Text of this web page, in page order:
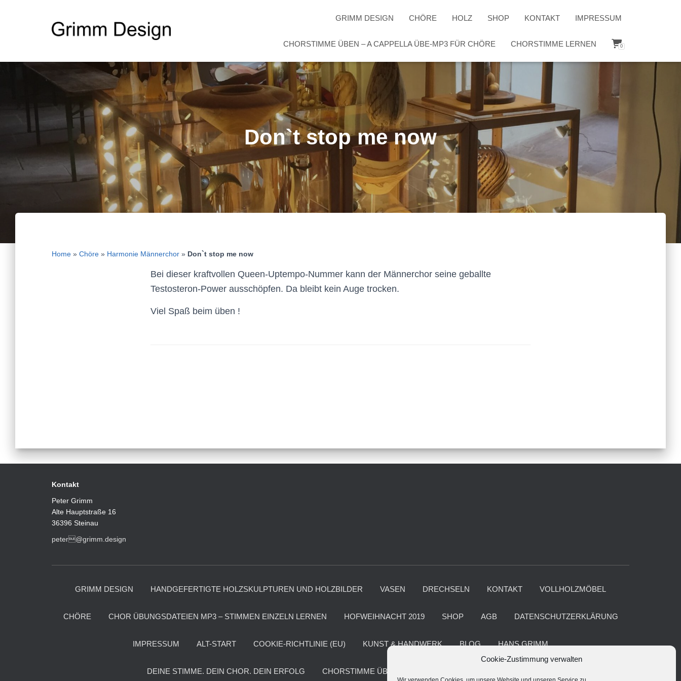
Cookie-Zustimmung verwalten
GRIMM DESIGN CHÖRE HOLZ SHOP KONTAKT IMPRESSUM
CHORSTIMME ÜBEN – A CAPPELLA ÜBE-MP3 FÜR CHÖRE CHORSTIMME LERNEN 0
Don`t stop me now
Home » Chöre » Harmonie Männerchor » Don`t stop me now
Bei dieser kraftvollen Queen-Uptempo-Nummer kann der Männerchor seine geballte
Testosteron-Power ausschöpfen. Da bleibt kein Auge trocken.
Viel Spaß beim üben !
Kontakt
Peter Grimm
Alte Hauptstraße 16
36396 Steinau
peter@grimm.design
GRIMM DESIGN HANDGEFERTIGTE HOLZSKULPTUREN UND HOLZBILDER VASEN DRECHSELN KONTAKT VOLLHOLZMÖBEL
CHÖRE CHOR ÜBUNGSDATEIEN MP3 – STIMMEN EINZELN LERNEN HOFWEIHNACHT 2019 SHOP AGB DATENSCHUTZERKLÄRUNG
IMPRESSUM ALT-START COOKIE-RICHTLINIE (EU) KUNST & HANDWERK BLOG HANS GRIMM
DEINE STIMME. DEIN CHOR. DEIN ERFOLG CHORSTIMME ÜBEN – A CAPPELLA ÜBE-MP3 FÜR CHÖRE